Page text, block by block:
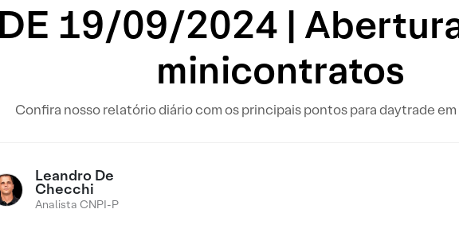
19/09/2024 |
minicontratos
Confira nosso relatório diário com os principais pontos para daytrade
Leandro De
Checchi
Analista CNPI-P